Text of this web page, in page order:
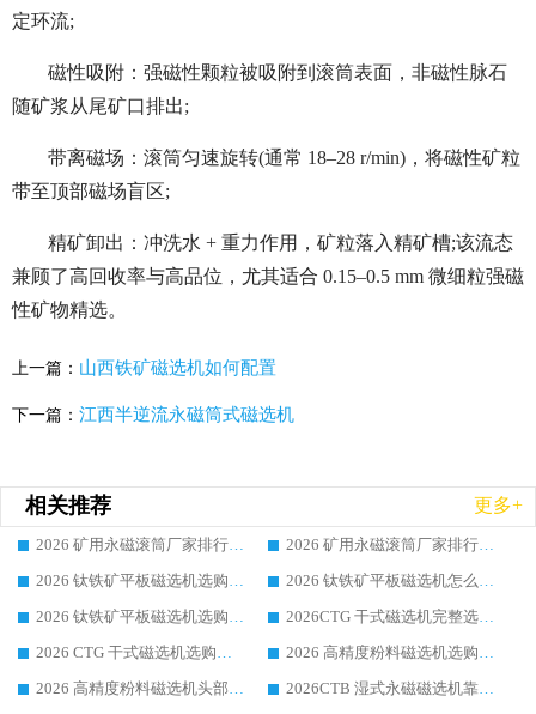
定环流;
磁性吸附：强磁性颗粒被吸附到滚筒表面，非磁性脉石
随矿浆从尾矿口排出;
带离磁场：滚筒匀速旋转(通常 18–28 r/min)，将磁性矿粒
带至顶部磁场盲区;
精矿卸出：冲洗水 + 重力作用，矿粒落入精矿槽;该流态
兼顾了高回收率与高品位，尤其适合 0.15–0.5 mm 微细粒强磁
性矿物精选。
上一篇： 山西铁矿磁选机如何配置
下一篇： 江西半逆流永磁筒式磁选机
相关推荐 更多+
2026 矿用永磁滚筒厂家排行榜选购干货指南 行业口碑标杆华体会手机网页版-华体会(中国) 实力出众
2026 矿用永磁滚筒厂家排行榜选购指南，行业口碑领域强者华体会手机网页版-华体会(中国)
2026 钛铁矿平板磁选机选购全攻略 市场公认优质品牌厂家实力排行榜
2026 钛铁矿平板磁选机怎么选 靠谱生产企业实力排行榜选购参考攻略
2026 钛铁矿平板磁选机选购指南 行业口碑优选品牌生产企业实力排行榜
2026CTG 干式磁选机完整选购指南 行业口碑顶尖靠谱生产龙头厂家实力推荐
2026 CTG 干式磁选机选购指南|行业口碑靠谱生产厂家领域强者推荐
2026 高精度粉料磁选机选购全攻略 行业优质品牌华体会手机网页版-华体会(中国) 实力深度解析
2026 高精度粉料磁选机头部厂家选购指南 行业口碑靠谱品牌推荐 领域强者华体会手机网页版-华体会(中国) 解析
2026CTB 湿式永磁磁选机靠谱厂家实力排行榜 铁矿选矿设备采购全流程选购指南